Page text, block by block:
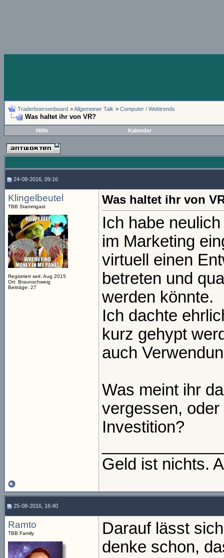
Traderboersenboard >Allgemeiner Talk > Computer / Webtrends
Was haltet ihr von VR?
Hilfe Kalender
24-08-2016, 09:16
Klingelbeutel
TBB Stammgast
Registriert seit: Aug 2015
Ort: Braunschweig
Beiträge: 27
Was haltet ihr von
Ich habe
im Marketing
virtuell einen
betreten und
werden könnte.
Ich dachte
kurz gehypt
auch
Was meint ihr
vergessen,
Investition?
Geld ist nichts.
25-08-2016, 16:40
Ramto
TBB Family
Darauf lässt
denke schon,